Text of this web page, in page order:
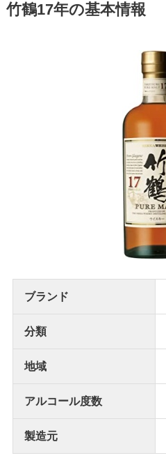
竹鶴17年の基本情報
ブランド
分類
地域
アルコール度数
製造元